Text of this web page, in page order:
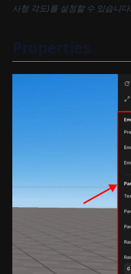
사형 각도)를 설정할 수 있습니다.
Properties